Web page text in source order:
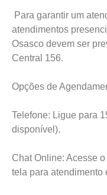
Para garantir um
atendimentos
Osasco devem ser
Central 156.
Opções de
Telefone: Ligue para
disponível).
Chat Online: Acesse
tela para atendimento